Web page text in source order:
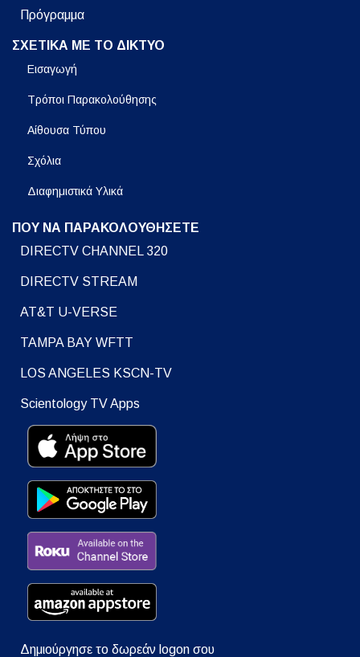
Πρόγραμμα
ΣΧΕΤΙΚΑ ΜΕ ΤΟ ΔΙΚΤΥΟ
Εισαγωγή
Τρόποι Παρακολούθησης
Αίθουσα Τύπου
Σχόλια
Διαφημιστικά Υλικά
ΠΟΥ ΝΑ ΠΑΡΑΚΟΛΟΥΘΗΣΕΤΕ
DIRECTV CHANNEL 320
DIRECTV STREAM
AT&T U-VERSE
TAMPA BAY WFTT
LOS ANGELES KSCN-TV
Scientology TV Apps
Δημιούργησε το δωρεάν logon σου